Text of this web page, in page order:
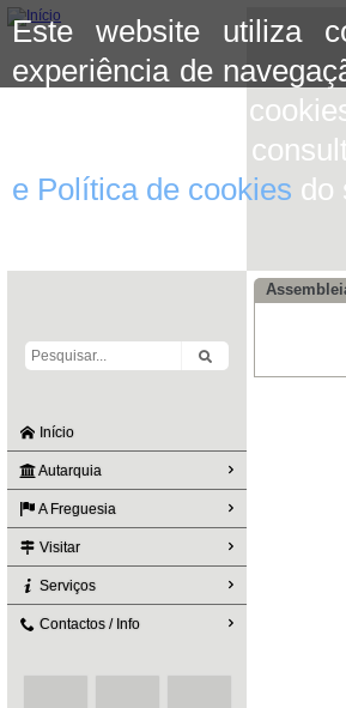
Este website utiliza
experiência de
aceitar o uso de
mais informação
e Política de cookies do
Início
Autarquia
A Freguesia
Visitar
Serviços
Contactos / Info